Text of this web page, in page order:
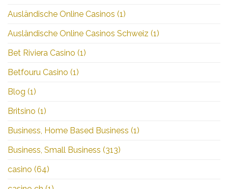
Ausländische Online Casinos (1)
Ausländische Online Casinos Schweiz (1)
Bet Riviera Casino (1)
Betfouru Casino (1)
Blog (1)
Britsino (1)
Business, Home Based Business (1)
Business, Small Business (313)
casino (64)